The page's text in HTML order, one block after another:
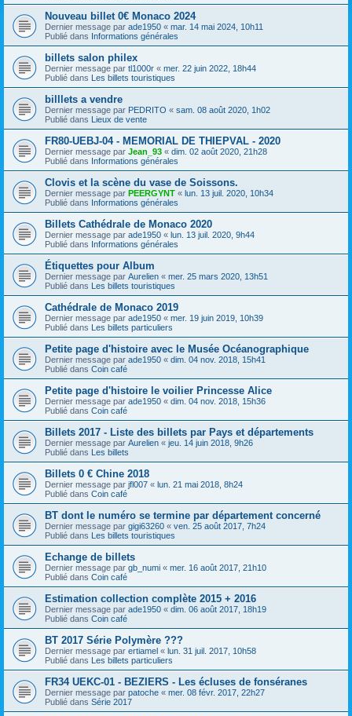
Nouveau billet 0€ Monaco 2024
Dernier message par ade1950 « mar. 14 mai 2024, 10h11
Publié dans Informations générales
billets salon philex
Dernier message par tl1000r « mer. 22 juin 2022, 18h44
Publié dans Les billets touristiques
billlets a vendre
Dernier message par PEDRITO « sam. 08 août 2020, 1h02
Publié dans Lieux de vente
FR80-UEBJ-04 - MEMORIAL DE THIEPVAL - 2020
Dernier message par Jean_93 « dim. 02 août 2020, 21h28
Publié dans Informations générales
Clovis et la scène du vase de Soissons.
Dernier message par PEERGYNT « lun. 13 juil. 2020, 10h34
Publié dans Informations générales
Billets Cathédrale de Monaco 2020
Dernier message par ade1950 « lun. 13 juil. 2020, 9h44
Publié dans Informations générales
Étiquettes pour Album
Dernier message par Aurelien « mer. 25 mars 2020, 13h51
Publié dans Les billets touristiques
Cathédrale de Monaco 2019
Dernier message par ade1950 « mer. 19 juin 2019, 10h39
Publié dans Les billets particuliers
Petite page d'histoire avec le Musée Océanographique
Dernier message par ade1950 « dim. 04 nov. 2018, 15h41
Publié dans Coin café
Petite page d'histoire le voilier Princesse Alice
Dernier message par ade1950 « dim. 04 nov. 2018, 15h36
Publié dans Coin café
Billets 2017 - Liste des billets par Pays et départements
Dernier message par Aurelien « jeu. 14 juin 2018, 9h26
Publié dans Les billets
Billets 0 € Chine 2018
Dernier message par jfl007 « lun. 21 mai 2018, 8h24
Publié dans Coin café
BT dont le numéro se termine par département concerné
Dernier message par gigi63260 « ven. 25 août 2017, 7h24
Publié dans Les billets touristiques
Echange de billets
Dernier message par gb_numi « mer. 16 août 2017, 21h10
Publié dans Coin café
Estimation collection complète 2015 + 2016
Dernier message par ade1950 « dim. 06 août 2017, 18h19
Publié dans Coin café
BT 2017 Série Polymère ???
Dernier message par ertiamel « lun. 31 juil. 2017, 10h58
Publié dans Les billets particuliers
FR34 UEKC-01 - BEZIERS - Les écluses de fonséranes
Dernier message par patoche « mer. 08 févr. 2017, 22h27
Publié dans Série 2017